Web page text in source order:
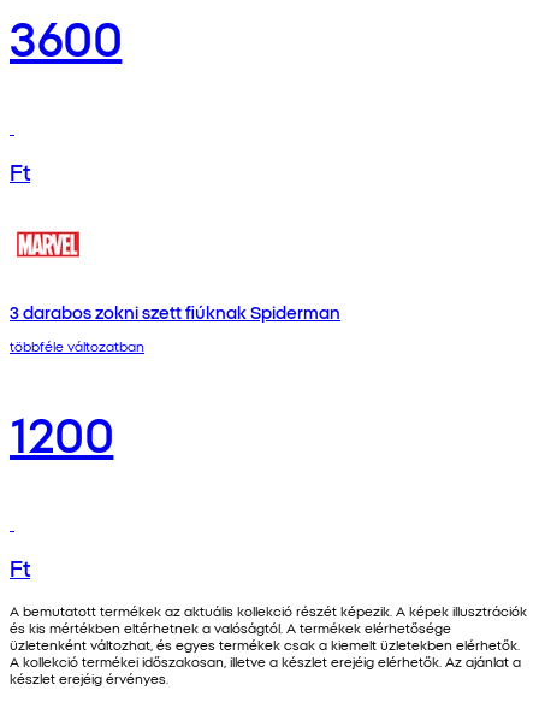
3600
Ft
3 darabos zokni szett fiúknak Spiderman
többféle változatban
1200
Ft
A bemutatott termékek az aktuális kollekció részét képezik. A képek illusztrációk
és kis mértékben eltérhetnek a valóságtól. A termékek elérhetősége
üzletenként változhat, és egyes termékek csak a kiemelt üzletekben elérhetők.
A kollekció termékei időszakosan, illetve a készlet erejéig elérhetők. Az ajánlat a
készlet erejéig érvényes.